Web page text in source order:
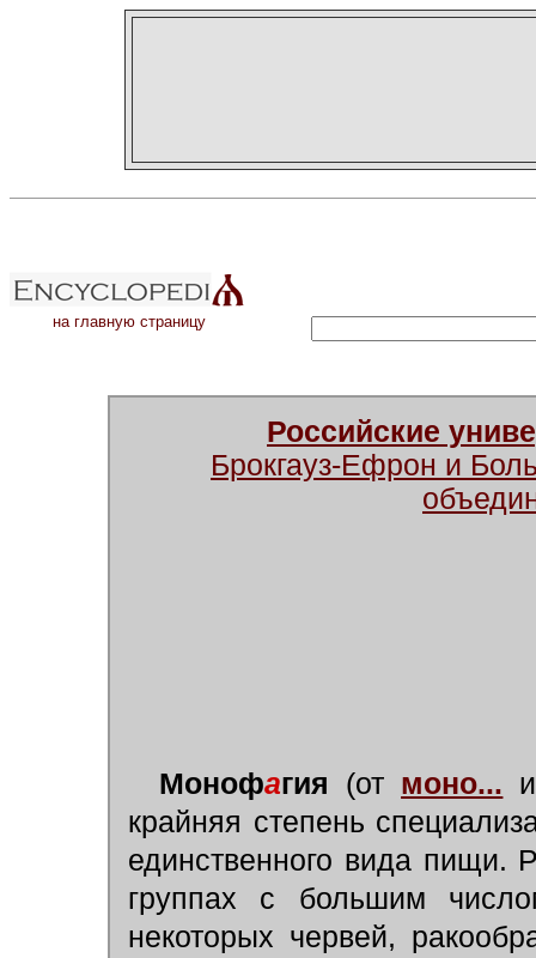
на главную страницу
Российские
Брокгауз-Ефрон и
Монофагия (от моно...
крайняя степень
единственного вида пищи.
группах с большим
некоторых червей,